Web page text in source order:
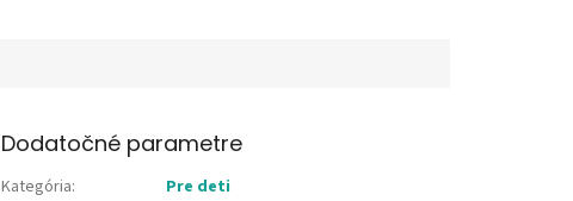
Dodatočné parametre
Kategória:
Pre deti